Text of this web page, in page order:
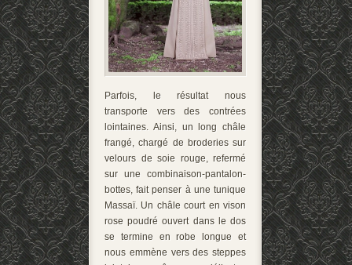
Parfois, le résultat nous
transporte vers des contrées
lointaines. Ainsi, un long châle
frangé, chargé de broderies sur
velours de soie rouge, refermé
sur une combinaison-pantalon-
bottes, fait penser à une tunique
Massaï. Un châle court en vison
rose poudré ouvert dans le dos
se termine en robe longue et
nous emmène vers des steppes